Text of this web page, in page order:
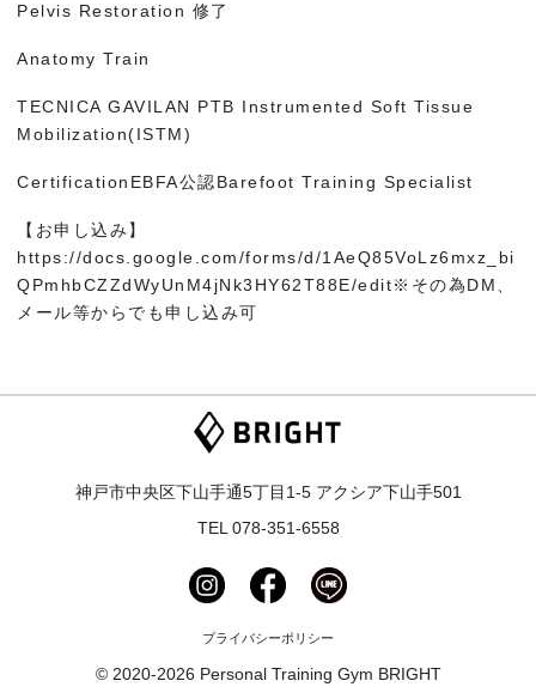
Pelvis Restoration 修了
Anatomy Train
TECNICA GAVILAN PTB Instrumented Soft Tissue
Mobilization(ISTM)
CertificationEBFA公認Barefoot Training Specialist
【お申し込み】
https://docs.google.com/forms/d/1AeQ85VoLz6mxz_bi
QPmhbCZZdWyUnM4jNk3HY62T88E/edit※その為DM、
メール等からでも申し込み可
神戸市中央区下山手通5丁目1-5 アクシア下山手501
TEL 078-351-6558
プライバシーポリシー
© 2020-2026 Personal Training Gym BRIGHT